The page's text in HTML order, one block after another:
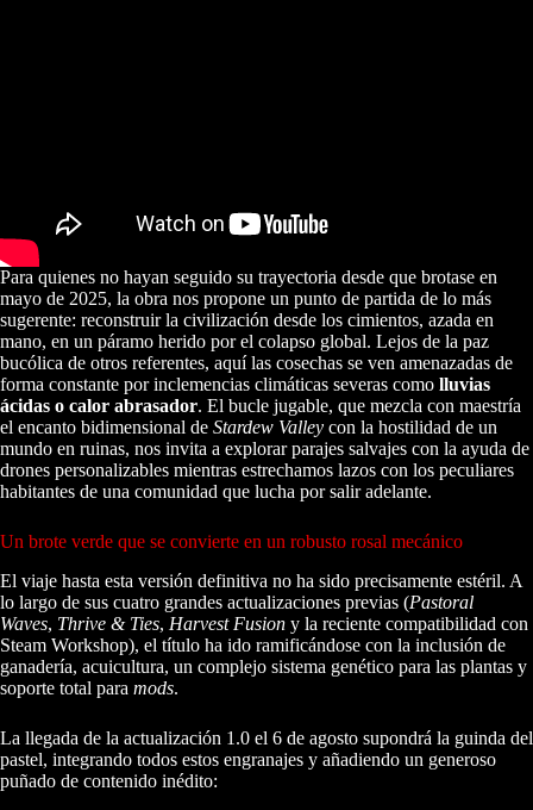
Para quienes no hayan seguido su trayectoria desde que brotase en
mayo de 2025, la obra nos propone un punto de partida de lo más
sugerente: reconstruir la civilización desde los cimientos, azada en
mano, en un páramo herido por el colapso global. Lejos de la paz
bucólica de otros referentes, aquí las cosechas se ven amenazadas de
forma constante por inclemencias climáticas severas como lluvias
ácidas o calor abrasador. El bucle jugable, que mezcla con maestría
el encanto bidimensional de Stardew Valley con la hostilidad de un
mundo en ruinas, nos invita a explorar parajes salvajes con la ayuda de
drones personalizables mientras estrechamos lazos con los peculiares
habitantes de una comunidad que lucha por salir adelante.
Un brote verde que se convierte en un robusto rosal mecánico
El viaje hasta esta versión definitiva no ha sido precisamente estéril. A
lo largo de sus cuatro grandes actualizaciones previas (Pastoral
Waves, Thrive & Ties, Harvest Fusion y la reciente compatibilidad con
Steam Workshop), el título ha ido ramificándose con la inclusión de
ganadería, acuicultura, un complejo sistema genético para las plantas y
soporte total para mods.
La llegada de la actualización 1.0 el 6 de agosto supondrá la guinda del
pastel, integrando todos estos engranajes y añadiendo un generoso
puñado de contenido inédito: